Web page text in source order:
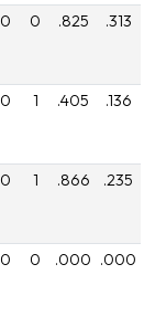
0 0 .825 .313
0 1 .405 .136
0 1 .866 .235
0 0 .000 .000